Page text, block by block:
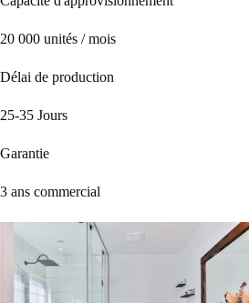
20 000 unités / mois
Délai de production
25-35 Jours
Garantie
3 ans commercial